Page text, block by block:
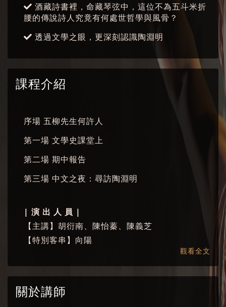
酒藏詩書裡，命藏琴弦中，這位不為五斗米折
腰的傳說詩人究竟有何處世哲學與風骨？
透過文學之眼，更深刻認識陶淵明
課程介紹
序場 五柳先生何許人
第一場 文學史課堂上
第二場 期中報告
第三場 中文之夜：尋訪陶淵明
| 演 出 人 員 |
【主講】胡衍南、陳怡蓁、陳義芝
【特別客串】向陽
【演員】郭岷勤、潘宜彤、楊豐維、張世暘
【崑曲】溫宇航、鄒慈愛、陳清河
盤)、任重(笛、蕭)、
觀看全文
關於講師